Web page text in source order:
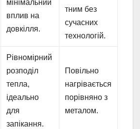
мінімальний
вплив на
довкілля.
тним без
сучасних
технологій.
Рівномірний
розподіл
тепла,
ідеально
для
запікання.
Повільно
нагрівається
порівняно з
металом.